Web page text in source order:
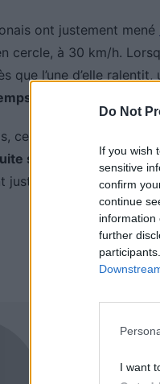
Do Not
If you wish
sensitive
confirm
continue
information
further
I want
ont justement mené
cercle, à 30 km/h.
que l’une d’elle ralentit,
ces embouteillages
souple, de
justement de limiter ce
Auto Pour